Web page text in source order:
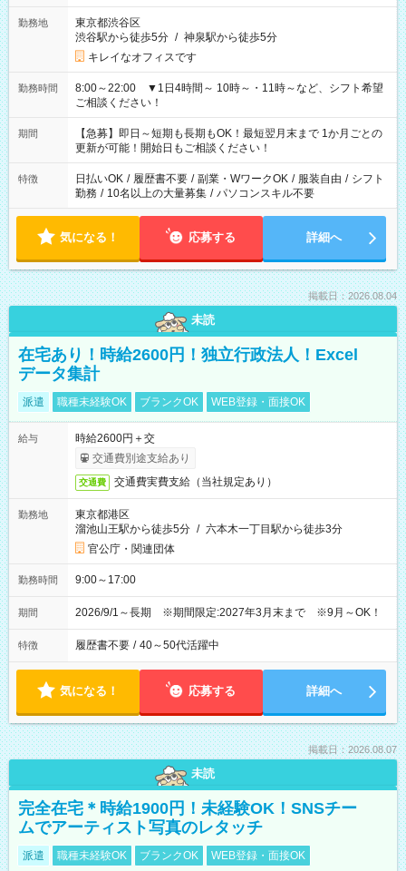
勤務地
東京都渋谷区
渋谷駅から徒歩5分 / 神泉駅から徒歩5分
キレイなオフィスです
勤務時間
8:00～22:00 ▼1日4時間～ 10時～・11時～など、シフト希望
ご相談ください！
期間
【急募】即日～短期も長期もOK！最短翌月末まで 1か月ごとの
更新が可能！開始日もご相談ください！
特徴 日払いOK / 履歴書不要 / 副業・WワークOK / 服装自由 / シフト
勤務 / 10名以上の大量募集 / パソコンスキル不要
気になる！ 応募する 詳細へ
掲載日：2026.08.04
未読
在宅あり！時給2600円！独立行政法人！Excel
データ集計
派遣 職種未経験OK ブランクOK WEB登録・面接OK
給与
時給2600円＋交
交通費別途支給あり
交通費 交通費実費支給（当社規定あり）
勤務地
東京都港区
溜池山王駅から徒歩5分 / 六本木一丁目駅から徒歩3分
官公庁・関連団体
勤務時間 9:00～17:00
期間 2026/9/1～長期 ※期間限定:2027年3月末まで ※9月～OK！
特徴 履歴書不要 / 40～50代活躍中
気になる！ 応募する 詳細へ
掲載日：2026.08.07
未読
完全在宅＊時給1900円！未経験OK！SNSチー
ムでアーティスト写真のレタッチ
派遣 職種未経験OK ブランクOK WEB登録・面接OK